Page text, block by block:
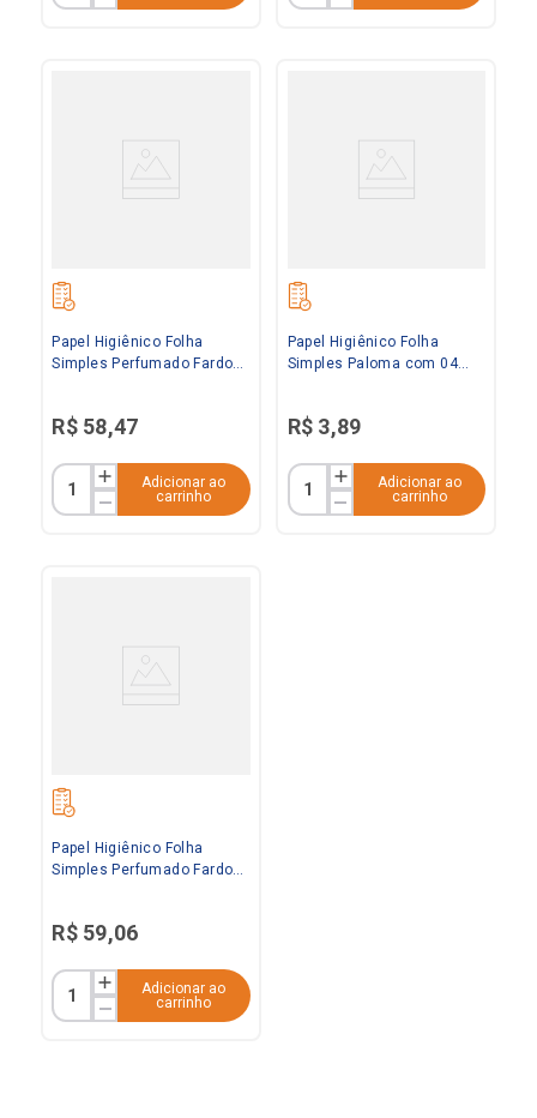
Papel Higiênico Folha
Simples Perfumado Fardo
R$ 58,47
Adicionar ao
carrinho
Papel Higiênico Folha
Simples Paloma com 04
R$ 3,89
Adicionar ao
carrinho
Papel Higiênico Folha
Simples Perfumado Fardo
R$ 59,06
Adicionar ao
carrinho